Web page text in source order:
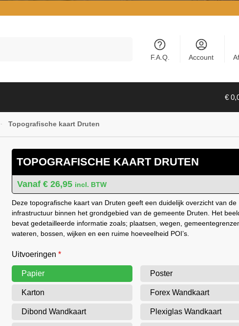
F.A.Q. Account
€
- Topografische kaart Druten
TOPOGRAFISCHE KAART DRUTEN
€ 26,95 incl. BTW
Deze topografische kaart van Druten geeft een duidelijk overzicht van de
infrastructuur binnen het grondgebied van de gemeente Druten. Het
bevat gedetailleerde informatie zoals; plaatsen, wegen,
wateren, bossen, wijken en een ruime hoeveelheid POI’s.
Uitvoeringen *
Papier Poster
Karton Forex Wandkaart
Dibond Wandkaart Plexiglas Wandkaart